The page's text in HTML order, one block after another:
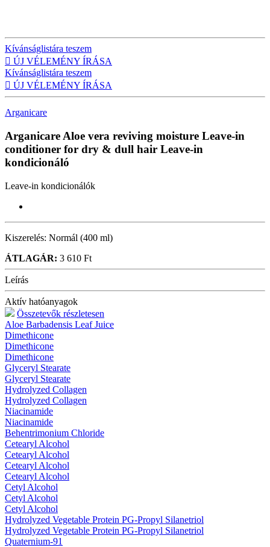
Kívánságlistára teszem
 ÚJ VÉLEMÉNY ÍRÁSA
Kívánságlistára teszem
 ÚJ VÉLEMÉNY ÍRÁSA
Arganicare
Arganicare Aloe vera reviving moisture Leave-in
conditioner for dry & dull hair Leave-in
kondicionáló
Leave-in kondicionálók
Kiszerelés: Normál (400 ml)
ÁTLAGÁR: 3 610 Ft
Leírás
Aktív hatóanyagok
Összetevők részletesen
Aloe Barbadensis Leaf Juice
Dimethicone
Dimethicone
Dimethicone
Glyceryl Stearate
Glyceryl Stearate
Hydrolyzed Collagen
Hydrolyzed Collagen
Niacinamide
Niacinamide
Behentrimonium Chloride
Cetearyl Alcohol
Cetearyl Alcohol
Cetearyl Alcohol
Cetearyl Alcohol
Cetyl Alcohol
Cetyl Alcohol
Cetyl Alcohol
Hydrolyzed Vegetable Protein PG-Propyl Silanetriol
Hydrolyzed Vegetable Protein PG-Propyl Silanetriol
Quaternium-91